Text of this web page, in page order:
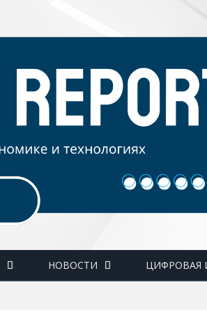
НОВОСТИ ЦИФРОВАЯ